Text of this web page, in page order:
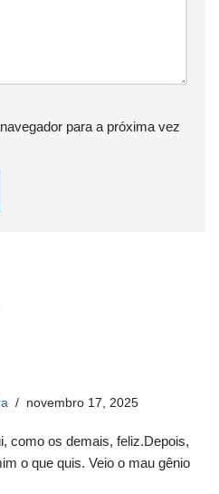
para a próxima vez
novembro 17, 2025
como os demais, feliz.Depois,
o que quis. Veio o mau gênio